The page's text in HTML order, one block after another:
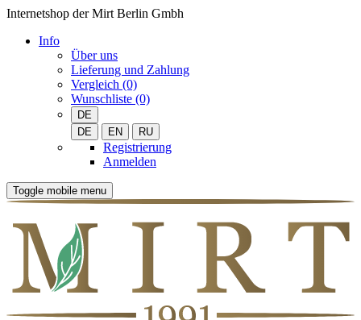
Internetshop der Mirt Berlin Gmbh
Info
Über uns
Lieferung und Zahlung
Vergleich (0)
Wunschliste (0)
DE
DE
EN RU
Registrierung
Anmelden
Toggle mobile menu